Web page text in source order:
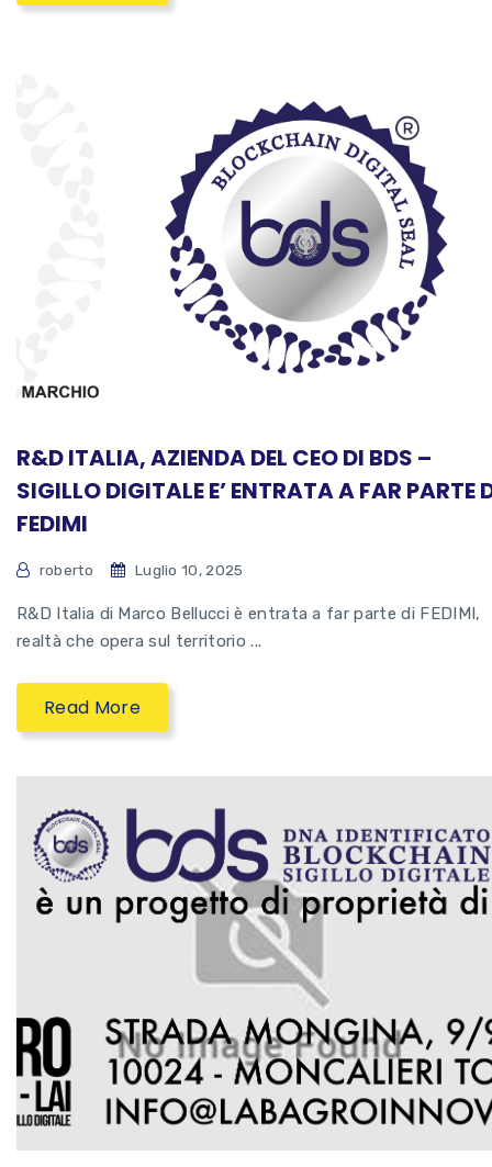
R&D ITALIA, AZIENDA DEL CEO DI BDS –
SIGILLO DIGITALE E’ ENTRATA A FAR PARTE
FEDIMI
roberto Luglio 10, 2025
R&D Italia di Marco Bellucci è entrata a far parte di FEDIMI,
realtà che opera sul territorio ...
Read More